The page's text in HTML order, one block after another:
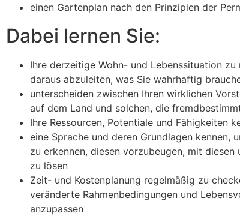
einen Gartenplan nach den Prinzipien der
Dabei lernen Sie:
Ihre derzeitige Wohn- und Lebenssituation zu
daraus abzuleiten, was Sie wahrhaftig
unterscheiden zwischen Ihren wirklichen
auf dem Land und solchen, die
Ihre Ressourcen, Potentiale und Fähigkeiten
eine Sprache und deren Grundlagen kennen,
zu erkennen, diesen vorzubeugen, mit diesen
zu lösen
Zeit- und Kostenplanung regelmäßig zu
veränderte Rahmenbedingungen und
anzupassen